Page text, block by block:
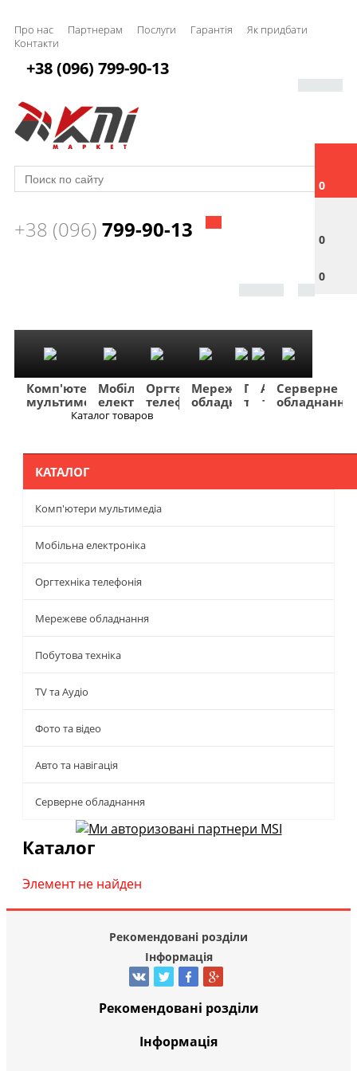
Про нас Партнерам Послуги Гарантія
Як придбати
Контакти
0
0
0
+38 (096) 799-90-13
+38 (096) 799-90-13
Комп'ютери
мультимедіа
Мобільна
електроніка
Оргтехніка
телефонія
Мережеве
обладнання
Побутова
техніка
TV
та
Фото
та
Авто
та
Серверне
обладнання
Каталог товаров
КАТАЛОГ
Комп'ютери мультимедіа
Мобільна електроніка
Оргтехніка телефонія
Мережеве обладнання
Побутова техніка
TV та Аудіо
Фото та відео
Авто та навігація
Серверне обладнання
Каталог
Элемент не найден
Рекомендовані розділи
Інформація
Рекомендовані розділи
Інформація